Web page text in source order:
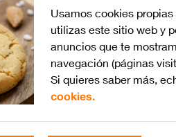
Usamos cookies
utilizas este sitio web y
anuncios que te
navegación (páginas
Si quieres saber más,
cookies.